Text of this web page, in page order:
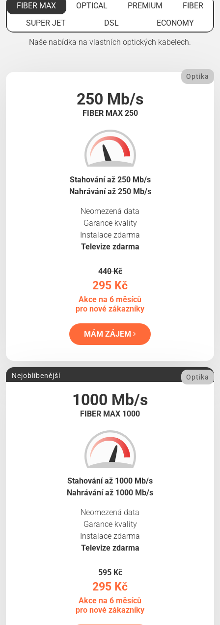
FIBER MAX OPTICAL PREMIUM
FIBER
SUPER JET
DSL ECONOMY
Naše nabídka na vlastních optických kabelech.
250 Mb/s
FIBER MAX 250
Optika
Stahování až 250 Mb/s
Nahrávání až 250 Mb/s
Neomezená data
Garance kvality
Instalace zdarma
Televize zdarma
440 Kč
295 Kč
Akce na 6 měsíců
pro nové zákazníky
MÁM ZÁJEM
1000 Mb/s
FIBER MAX 1000
Nejoblíbenější Optika
Stahování až 1000 Mb/s
Nahrávání až 1000 Mb/s
Neomezená data
Garance kvality
Instalace zdarma
Televize zdarma
595 Kč
295 Kč
Akce na 6 měsíců
pro nové zákazníky